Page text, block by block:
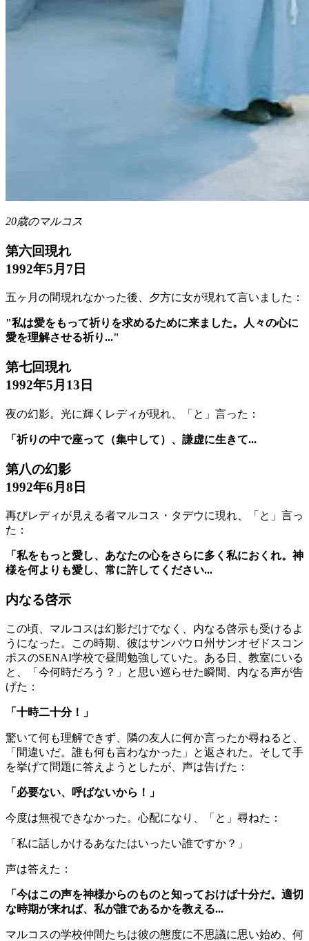
20歳のマルコス
第六回現れ
1992年5月7日
五ヶ月の間現れなかった後、夕方に女が現れて言いました：
"私は愛をもって祈りを求めるために来ました。人々の心に
愛を理解させる祈り..."
第七回現れ
1992年5月13日
夜の幻影。光に輝くレディが現れ、「と」言った：
「祈りの中で座って（集中して）、謙虚に生きて...
第八の幻影
1992年6月8日
再びレディが見える者マルコス・タデウに現れ、「と」言っ
た：
「私をもっと愛し、あなたの心をさらに多く私におくれ。神
様を何よりも愛し、常に許してください...
内なる啓示
この頃、マルコスは幻影だけでなく、内なる啓示も受けるよ
うになった。この時期、彼はサンパウロ州サンオゼドスコン
ポスのSENAI学校で昼間勉強していた。ある日、教室にいる
と、「今何時だろう？」と思い巡らせた瞬間、内なる声が告
げた：
「十時二十分！」
驚いて何も理解できず、隣の友人に何か言ったか尋ねると、
「間違いだ。誰も何も言わなかった」と返された。そして手
を挙げて問題に答えようとしたが、声は告げた：
「必要ない、呼ばないから！」
今度は無視できなかった。心配になり、「と」尋ねた：
「私に話しかけるあなたはいったい誰ですか？」
声は答えた：
「今はこの声を神様からのものと知っておけば十分だ。適切
な時期が来れば、私が誰であるかを教える...
マルコスの学校仲間たちは彼の態度に不思議に思い始め、何